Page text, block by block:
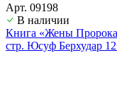
Арт. 09198
В наличии
Книга «Жены
стр. Юсуф Берхудар